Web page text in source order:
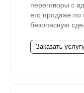
переговоры с
его продаже по
безопасную
Заказать